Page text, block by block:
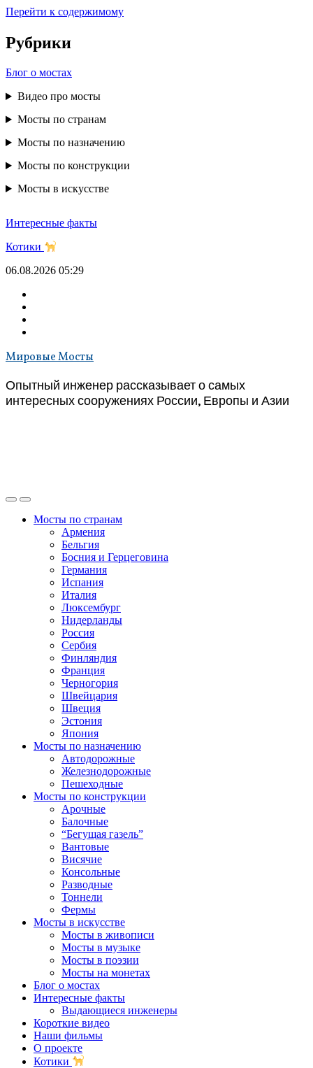
Перейти к содержимому
Рубрики
Блог о мостах
Видео про мосты
Мосты по странам
Мосты по назначению
Мосты по конструкции
Мосты в искусстве
Интересные факты
Котики
06.08.2026 05:29
Мировые Мосты
Опытный инженер рассказывает о самых
интересных сооружениях России, Европы и Азии
Мосты по странам
Армения
Бельгия
Босния и Герцеговина
Германия
Испания
Италия
Люксембург
Нидерланды
Россия
Сербия
Финляндия
Франция
Черногория
Швейцария
Швеция
Эстония
Япония
Мосты по назначению
Автодорожные
Железнодорожные
Пешеходные
Мосты по конструкции
Арочные
Балочные
“Бегущая газель”
Вантовые
Висячие
Консольные
Разводные
Тоннели
Фермы
Мосты в искусстве
Мосты в живописи
Мосты в музыке
Мосты в поэзии
Мосты на монетах
Блог о мостах
Интересные факты
Выдающиеся инженеры
Короткие видео
Наши фильмы
О проекте
Котики